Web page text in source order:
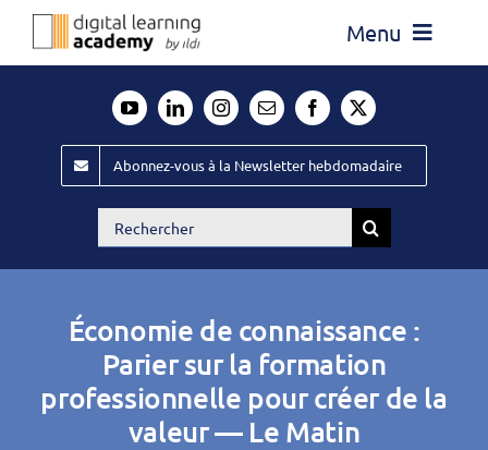
Passer
Menu
Évènements ILDI
Offres d’emploi
Publiez
Contact
Abonnez-vous à la Newsletter hebdomadaire
Rechercher:
Économie de connaissance :
Parier sur la formation
professionnelle pour créer de la
valeur — Le Matin